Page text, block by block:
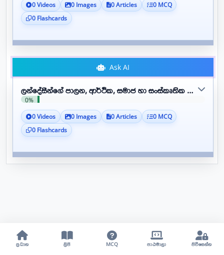
0 Videos 0 Images 0 Articles
0 MCQ
0 Flashcards
Ask AI
ලන්දේසීන්ගේ පාලන, ආර්ථික, සමාජ හා සංස්කෘතික කටයුතු
0%
0 Videos 0 Images 0 Articles
0 MCQ
0 Flashcards
ප්‍රධාන ලිපි MCQ පාඨමාලා පිවිසෙන්න